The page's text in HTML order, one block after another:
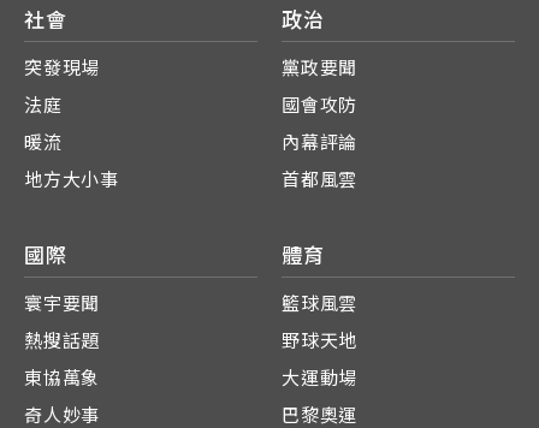
社會
突發現場
法庭
暖流
地方大小事
政治
黨政要聞
國會攻防
內幕評論
首都風雲
國際
寰宇要聞
熱搜話題
東協萬象
奇人妙事
體育
籃球風雲
野球天地
大運動場
巴黎奧運